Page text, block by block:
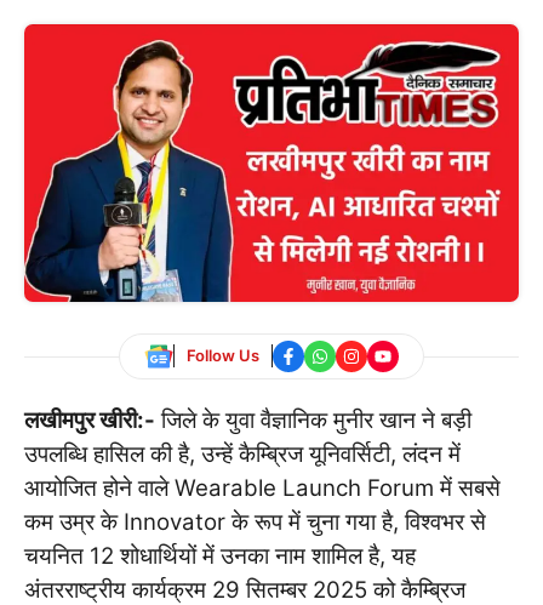
Follow Us
लखीमपुर खीरी:- जिले के युवा वैज्ञानिक मुनीर खान ने बड़ी
उपलब्धि हासिल की है, उन्हें कैम्ब्रिज यूनिवर्सिटी, लंदन में
आयोजित होने वाले Wearable Launch Forum में सबसे
कम उम्र के Innovator के रूप में चुना गया है, विश्वभर से
चयनित 12 शोधार्थियों में उनका नाम शामिल है, यह
अंतरराष्ट्रीय कार्यक्रम 29 सितम्बर 2025 को कैम्ब्रिज